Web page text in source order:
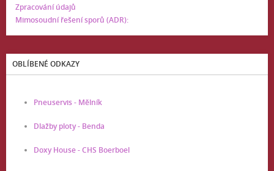
Zpracování údajů
Mimosoudní řešení sporů (ADR):
OBLÍBENÉ ODKAZY
Pneuservis - Mělník
Dlažby ploty - Benda
Doxy House - CHS Boerboel